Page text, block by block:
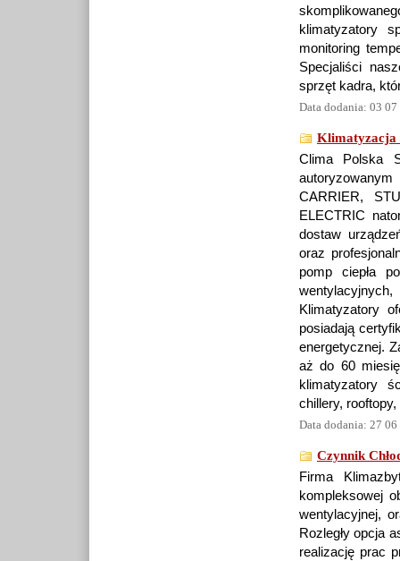
klimatyzatory
monitoring
Specjaliści
sprzęt kadra,
Data dodania: 03
Klimatyzacja
Clima Polska
CARRIER,
ELECTRIC
dostaw
oraz
pomp ciepła
Klimatyzatory
posiadają
energetycznej.
aż do 60
klimatyzatory
chillery,
Data dodania: 27
Czynnik
Firma
kompleksowej
wentylacyjnej,
Rozległy opcja
realizację prac